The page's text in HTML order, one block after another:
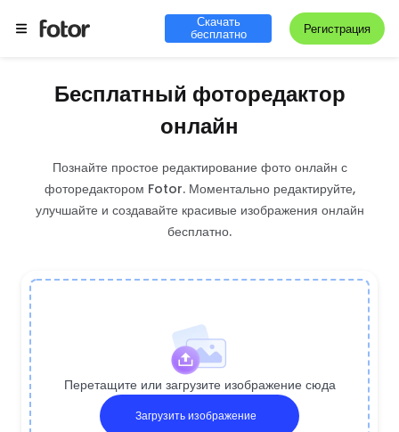
Скачать
бесплатно
Регистрация
Бесплатный фоторедактор
онлайн
Познайте простое редактирование фото онлайн с
фоторедактором Fotor. Моментально редактируйте,
улучшайте и создавайте красивые изображения онлайн
бесплатно.
Перетащите или загрузите изображение сюда
Загрузить изображение